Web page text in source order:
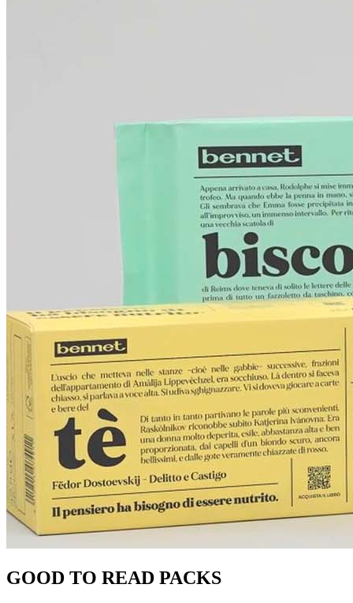
GOOD TO READ PACKS